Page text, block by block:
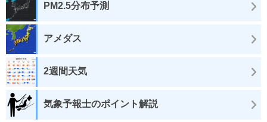
PM2.5分布予測
アメダス
2週間天気
気象予報士のポイント解説